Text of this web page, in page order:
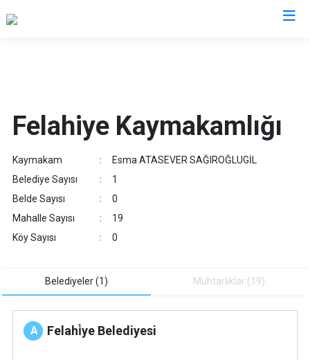
Bünyan
Felahiye
Hacılar
İncesu
Kocasinan
Pınarbaşı
Sarıoğlan
Felahiye Kaymakamlığı
Kaymakam :
Esma ATASEVER SAĞIROĞLUGİL
Belediye Sayısı
:
1
Belde Sayısı
:
0
Mahalle Sayısı
:
19
Köy Sayısı
: 0
Belediyeler (1) Muhtarliklar (19)
A Felahi̇ye Belediyesi